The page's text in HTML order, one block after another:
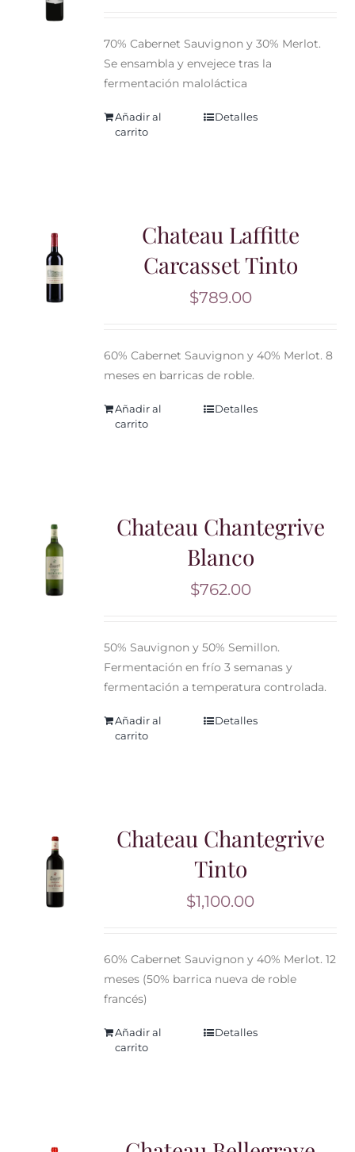
70% Cabernet Sauvignon y 30% Merlot.
Se ensambla y envejece tras la
fermentación maloláctica
Añadir al
carrito
Detalles
Chateau Laffitte
Carcasset Tinto
$789.00
60% Cabernet Sauvignon y 40% Merlot. 8
meses en barricas de roble.
Añadir al
carrito
Detalles
Chateau Chantegrive
Blanco
$762.00
50% Sauvignon y 50% Semillon.
Fermentación en frío 3 semanas y
fermentación a temperatura controlada.
Añadir al
carrito
Detalles
Chateau Chantegrive
Tinto
$1,100.00
60% Cabernet Sauvignon y 40% Merlot. 12
meses (50% barrica nueva de roble
francés)
Añadir al
carrito
Detalles